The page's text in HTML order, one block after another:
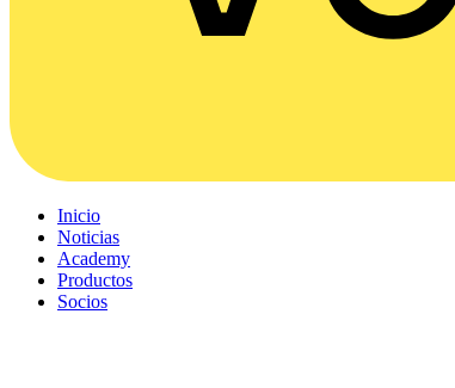
Inicio
Noticias
Academy
Productos
Socios